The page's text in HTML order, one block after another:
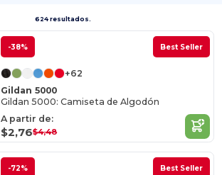
624 resultados.
-38% Best Seller
+62
Gildan 5000
Gildan 5000: Camiseta de Algodón
A partir de:
$2,76$4,48
-72% Best Seller